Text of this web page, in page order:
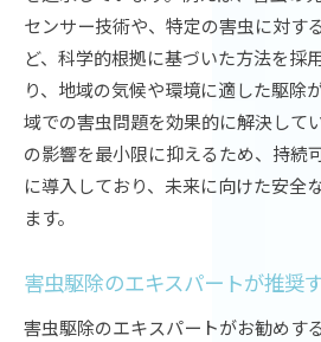
センサー技術や、特定の害虫に対す
ど、科学的根拠に基づいた方法を採
り、地域の気候や環境に適した駆除
域での害虫問題を効果的に解決して
の影響を最小限に抑えるため、持続
に導入しており、未来に向けた安全
ます。
害虫駆除のエキスパートが推奨
害虫駆除のエキスパートがお勧めす